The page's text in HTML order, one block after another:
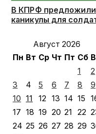
В КПРФ
каникулы для
Август 2026
Пн Вт Ср Чт Пт Сб
1
2
3
4 5 6 7 8
9
10 11 12 13 14 15
17 18 19 20 21 22
24 25 26 27 28 29